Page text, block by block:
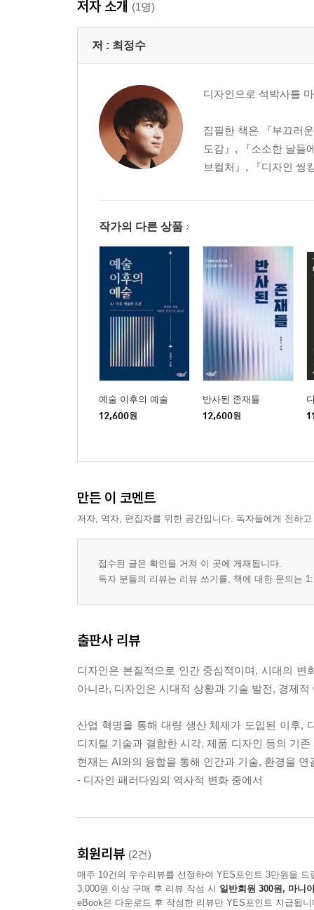
· AI 디자인이 필요한 이유
· AI 디자인의 주요 적용 분야
· 수작업 기반의 디자인
· 디지털 디자인의 등장
· AI 디자인의 출현과 혁신
2.2. 디지털 디자인과 AI 디자인의 비교
· 기존 디자인의 특징과 한계
2.3. AI와 융합된 디자인 업무 변화
· AI와 디자이너의 협업
· AI로 인한 디자이너의 역할 변화
· 디자인 도구의 변화와 업무 환경의 개선
3. AI 디자인의 기술적 배경
3.1. AI의 기본 개념과 핵심 원리
· AI의 정의 및 주요 개념
· AI의 학습 방식
· 자연어 처리 기반 디자인 인터페이스
· 생성형 모델을 활용한 콘셉트 설정
· 데이터 분석 및 트렌드 예측
3.3. AI 디자인의 알고리즘 및 모델
· 스타일 트랜스퍼 및 이미지 변형 기법
AI 디자인 프로세스 및 실무 활용
1.1. 디자인 프로세스의 변화
· 디자인 프로세스와 AI의 도입
· AI 기술의 발전과 프로세스의 변화
· AI 디자인 프로세스에서 디자이너의 역할
· 디자인씽킹과 AI의 결합
· AI 디자인 프로세스의 개념
· AI 디자인 프로세스의 단계별 역할
저자 소개 (1명)
저 : 최정수
디자인으로 석박사를
집필한 책은 『부끄러
도감』, 『소소한 날들
브컬처』, 『디자인 씽
작가의 다른 상품
예술 이후의 예술
12,600원
반사된 존재들
12,600원
만든 이 코멘트
저자, 역자, 편집자를 위한 공간입니다. 독자들에게 전하
접수된 글은 확인을 거쳐 이 곳에 게재됩니다.
독자 분들의 리뷰는 리뷰 쓰기를, 책에 대한 문의는
출판사 리뷰
디자인은 본질적으로 인간 중심적이며, 시대의
아니라, 디자인은 시대적 상황과 기술 발전, 경제
산업 혁명을 통해 대량 생산 체제가 도입된 이후,
디지털 기술과 결합한 시각, 제품 디자인 등의 기
현재는 AI와의 융합을 통해 인간과 기술, 환경을
- 디자인 패러다임의 역사적 변화 중에서
회원리뷰 (2건)
매주 10건의 우수리뷰를 선정하여 YES포인트 3만원을 드
3,000원 이상 구매 후 리뷰 작성 시 일반회원 300원, 마니
eBook은 다운로드 후 작성한 리뷰만 YES포인트 지급됩니